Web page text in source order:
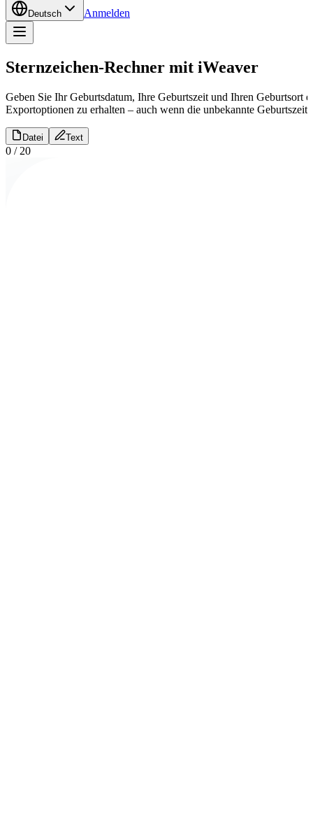
Deutsch Anmelden
Sternzeichen-Rechner mit iWeaver
Geben Sie Ihr Geburtsdatum, Ihre Geburtszeit und Ihren Geburtsort
Exportoptionen zu erhalten – auch wenn die unbekannte Geburtszeit
Datei Text
0 / 20